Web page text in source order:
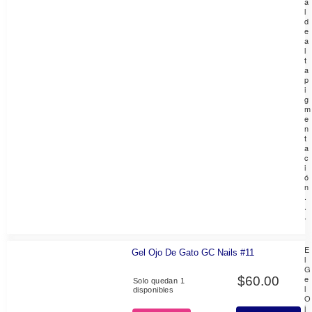
l
d
e
a
l
t
a
p
i
g
m
e
n
t
a
c
i
ó
n
.
.
.
Gel Ojo De Gato GC Nails #11
Solo quedan 1
disponibles
$60.00
E
l
G
e
l
O
j